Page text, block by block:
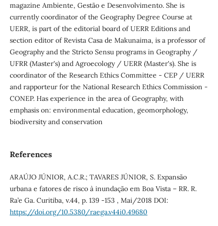
magazine Ambiente, Gestão e Desenvolvimento. She is
currently coordinator of the Geography Degree Course at
UERR, is part of the editorial board of UERR Editions and
section editor of Revista Casa de Makunaima, is a professor of
Geography and the Stricto Sensu programs in Geography /
UFRR (Master's) and Agroecology / UERR (Master's). She is
coordinator of the Research Ethics Committee - CEP / UERR
and rapporteur for the National Research Ethics Commission -
CONEP. Has experience in the area of Geography, with
emphasis on: environmental education, geomorphology,
biodiversity and conservation
References
ARAÚJO JÚNIOR, A.C.R.; TAVARES JÚNIOR, S. Expansão
urbana e fatores de risco à inundação em Boa Vista – RR. R.
Ra’e Ga. Curitiba, v.44, p. 139 -153 , Mai/2018 DOI:
https://doi.org/10.5380/raega.v44i0.49680